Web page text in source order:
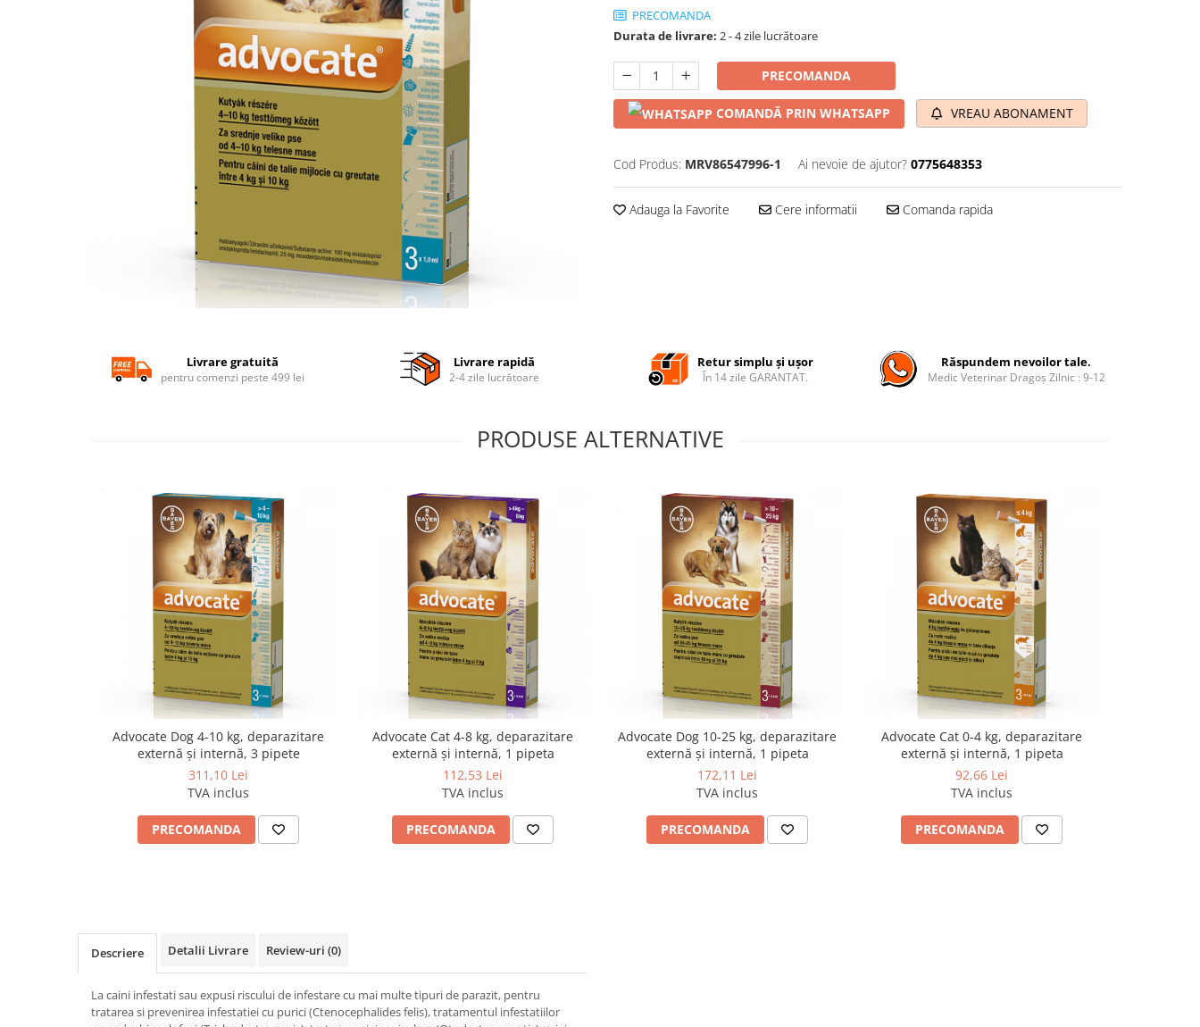
PRECOMANDA
Durata de livrare: 2 - 4 zile lucrătoare
PRECOMANDA
COMANDĂ PRIN WHATSAPP VREAU ABONAMENT
Cod Produs: MRV86547996-1 Ai nevoie de ajutor? 0775648353
Adauga la Favorite Cere informatii Comanda rapida
Livrare gratuită
pentru comenzi peste 499 lei
Livrare rapidă
2-4 zile lucrătoare
Retur simplu și ușor
În 14 zile GARANTAT.
Răspundem nevoilor tale.
Medic Veterinar Dragoș Zilnic : 9-12
PRODUSE ALTERNATIVE
Advocate Dog 4-10 kg, deparazitare
externă și internă, 3 pipete
311,10 Lei
TVA inclus
PRECOMANDA
Advocate Cat 4-8 kg, deparazitare
externă și internă, 1 pipeta
112,53 Lei
TVA inclus
PRECOMANDA
Advocate Dog 10-25 kg, deparazitare
externă și internă, 1 pipeta
172,11 Lei
TVA inclus
PRECOMANDA
Advocate Cat 0-4 kg, deparazitare
externă și internă, 1 pipeta
92,66 Lei
TVA inclus
PRECOMANDA
Descriere Detalii Livrare Review-uri (0)
La caini infestati sau expusi riscului de infestare cu mai multe tipuri de parazit, pentru
tratarea si prevenirea infestatiei cu purici (Ctenocephalides felis), tratamentul infestatiilor